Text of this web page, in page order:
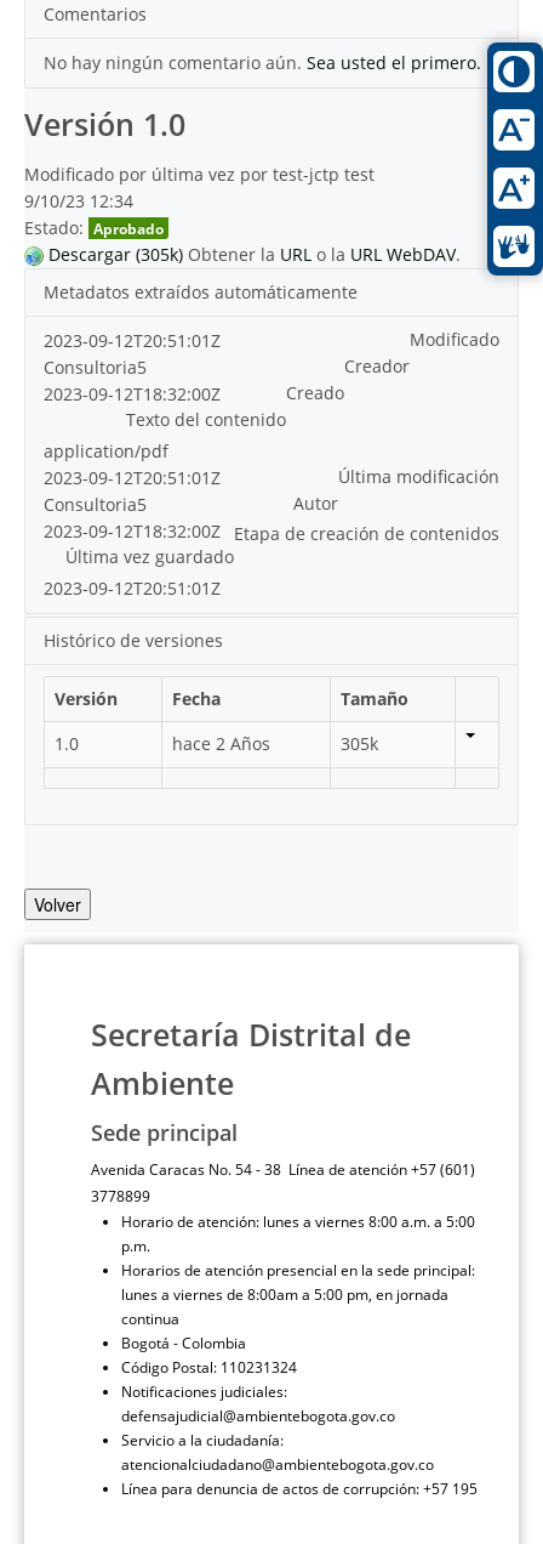
Comentarios
No hay ningún comentario aún. Sea usted el primero.
Versión 1.0
Modificado por última vez por test-jctp test
9/10/23 12:34
Estado: Aprobado
Descargar (305k) Obtener la URL o la URL WebDAV.
Metadatos extraídos automáticamente
Modificado
2023-09-12T20:51:01Z
Creador
Consultoria5
Creado
2023-09-12T18:32:00Z
Texto del contenido
application/pdf
Última modificación
2023-09-12T20:51:01Z
Autor
Consultoria5
Etapa de creación de contenidos
2023-09-12T18:32:00Z
Última vez guardado
2023-09-12T20:51:01Z
Histórico de versiones
Versión Fecha
Tamaño
1.0
hace 2 Años 305k
Volver
Secretaría Distrital de
Ambiente
Sede principal
Avenida Caracas No. 54 - 38 Línea de atención +57 (601)
3778899
Horario de atención: lunes a viernes 8:00 a.m. a 5:00
p.m.
Horarios de atención presencial en la sede principal:
lunes a viernes de 8:00am a 5:00 pm, en jornada
continua
Bogotá - Colombia
Código Postal: 110231324
Notificaciones judiciales:
defensajudicial@ambientebogota.gov.co
Servicio a la ciudadanía:
atencionalciudadano@ambientebogota.gov.co
Línea para denuncia de actos de corrupción: +57 195